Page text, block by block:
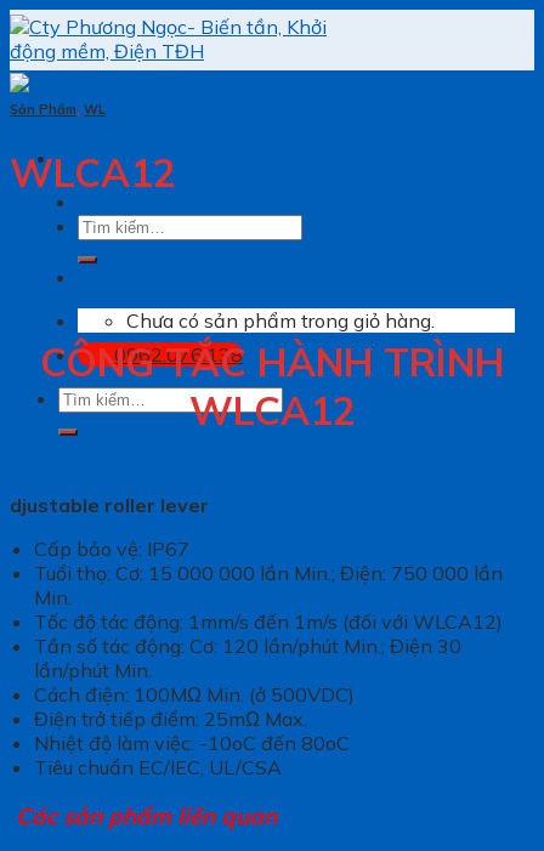
Skip
to
content
Tìm
Chưa có sản phẩm trong giỏ hàng.
0962.076.138
Tìm
Sản Phẩm, WL
WLCA12
CÔNG TẮC HÀNH TRÌNH
WLCA12
djustable roller lever
Cấp bảo vệ: IP67
Tuổi thọ: Cơ: 15 000 000 lần Min.; Điện: 750 000 lần
Min.
Tốc độ tác động: 1mm/s đến 1m/s (đối với WLCA12)
Tần số tác động: Cơ: 120 lần/phút Min.; Điện 30
lần/phút Min.
Cách điện: 100MΩ Min. (ở 500VDC)
Điện trở tiếp điểm: 25mΩ Max.
Nhiệt độ làm việc: -10oC đến 80oC
Tiêu chuẩn EC/IEC, UL/CSA
Các sản phẩm liên quan